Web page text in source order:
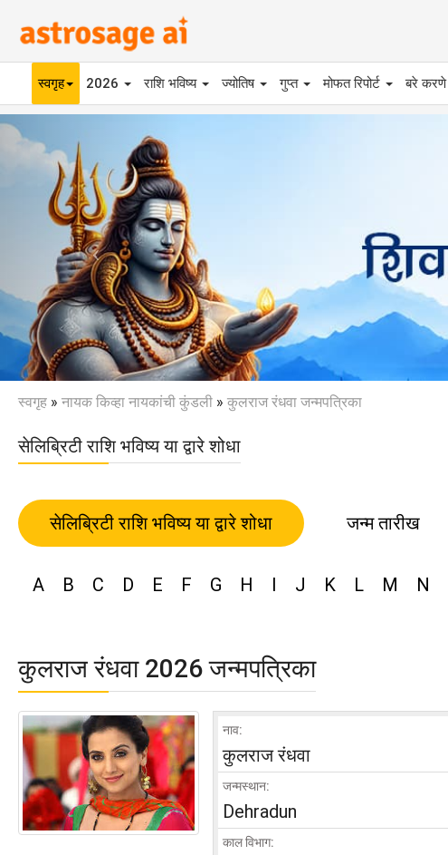
स्वगृह 2026 राशि भविष्य ज्योतिष गुप्त मोफत रिपोर्ट बरे करणे
Previous
स्वगृह » नायक किव्हा नायकांची कुंडली » कुलराज रंधवा जन्मपत्रिका
सेलिब्रिटी राशि भविष्य या द्वारे शोधा
सेलिब्रिटी राशि भविष्य या द्वारे शोधा जन्म तारीख
A B C D E F G H I J K L M N
कुलराज रंधवा 2026 जन्मपत्रिका
नाव:
कुलराज रंधवा
जन्मस्थान:
Dehradun
काल विभाग: